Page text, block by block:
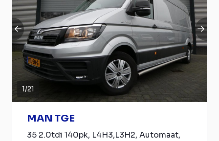
1/21
MAN TGE
35 2.0tdi 140pk, L4H3,L3H2, Automaat,